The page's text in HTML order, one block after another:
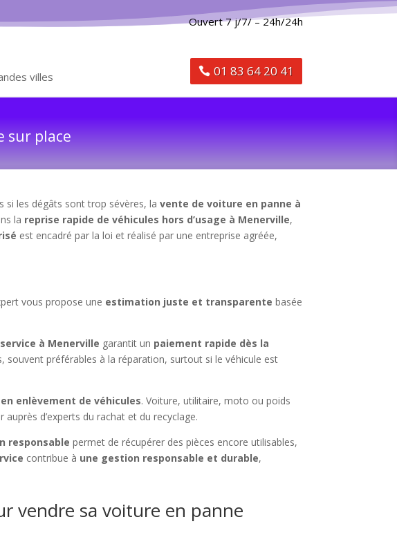
villes
Ouvert 7 j/7/ – 24h/24h
01 83 64 20 41
sur place
si les dégâts sont trop sévères, lavente de voiture en panne à
la reprise rapide de véhicules hors d’usage à Menerville,
est encadré par la loi et réalisé par une entreprise agréée,
vous propose une estimation juste et transparente basée
à Menerville garantit un paiement rapide dès la
souvent préférables à la réparation, surtout si le véhicule est
enlèvement de véhicules. Voiture, utilitaire, moto ou poids
auprès d’experts du rachat et du recyclage.
responsable permet de récupérer des pièces encore utilisables,
contribue à une gestion responsable et durable,
vendre sa voiture en panne